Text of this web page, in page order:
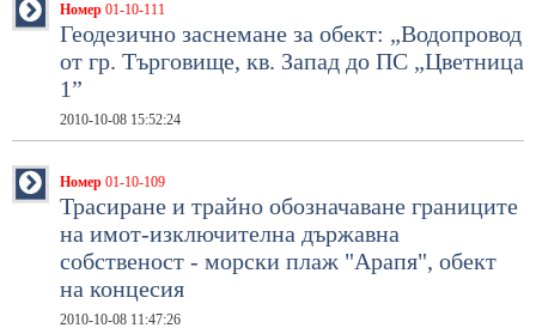
Номер 01-10-111
Геодезично заснемане за обект: „Водопровод
от гр. Търговище, кв. Запад до ПС „Цветница
1”
2010-10-08 15:52:24
Номер 01-10-109
Трасиране и трайно обозначаване границите
на имот-изключителна държавна
собственост - морски плаж "Арапя", обект
на концесия
2010-10-08 11:47:26